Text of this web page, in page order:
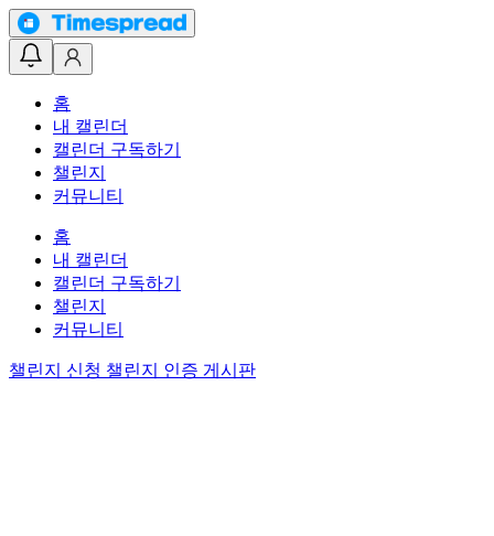
홈
내 캘린더
캘린더 구독하기
챌린지
커뮤니티
홈
내 캘린더
캘린더 구독하기
챌린지
커뮤니티
챌린지 신청 챌린지 인증 게시판